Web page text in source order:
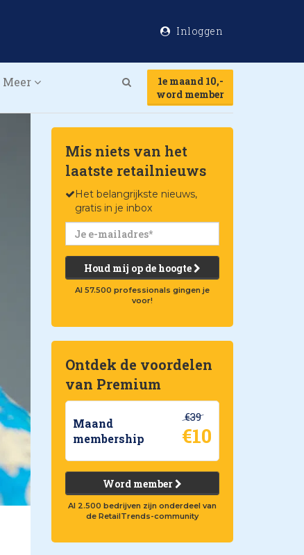
Inloggen
Meer
1e maand 10,-
word member
Mis niets van het
laatste retailnieuws
Het belangrijkste nieuws,
gratis in je inbox
Houd mij op de hoogte
Al 57.500 professionals gingen je
voor!
Ontdek de voordelen
van Premium
Maand
membership
€39
€10
Word member
Al 2.500 bedrijven zijn onderdeel van
de RetailTrends-community